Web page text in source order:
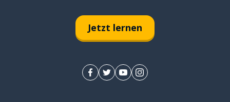
Jetzt lernen